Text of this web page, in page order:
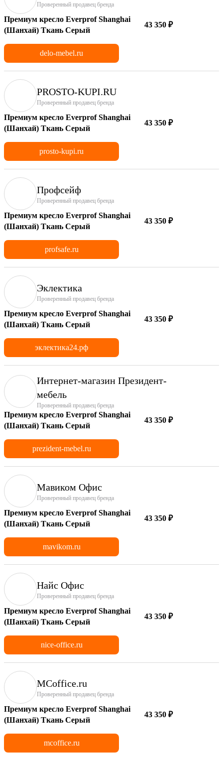
Проверенный продавец бренда
Премиум кресло Everprof Shanghai
(Шанхай) Ткань Серый
43 350 ₽
delo-mebel.ru
PROSTO-KUPI.RU
Проверенный продавец бренда
Премиум кресло Everprof Shanghai
(Шанхай) Ткань Серый
43 350 ₽
prosto-kupi.ru
Профсейф
Проверенный продавец бренда
Премиум кресло Everprof Shanghai
(Шанхай) Ткань Серый
43 350 ₽
profsafe.ru
Эклектика
Проверенный продавец бренда
Премиум кресло Everprof Shanghai
(Шанхай) Ткань Серый
43 350 ₽
эклектика24.рф
Интернет-магазин Президент-
мебель
Проверенный продавец бренда
Премиум кресло Everprof Shanghai
(Шанхай) Ткань Серый
43 350 ₽
prezident-mebel.ru
Мавиком Офис
Проверенный продавец бренда
Премиум кресло Everprof Shanghai
(Шанхай) Ткань Серый
43 350 ₽
mavikom.ru
Найс Офис
Проверенный продавец бренда
Премиум кресло Everprof Shanghai
(Шанхай) Ткань Серый
43 350 ₽
nice-office.ru
MCoffice.ru
Проверенный продавец бренда
Премиум кресло Everprof Shanghai
(Шанхай) Ткань Серый
43 350 ₽
mcoffice.ru